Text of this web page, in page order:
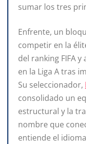
sumar los tres
Enfrente, un
competir en la
del ranking FIFA
en la Liga A tras
Su seleccionador,
consolidado un
estructural y la
nombre que
entiende el